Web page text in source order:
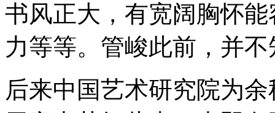
书风正大，有宽阔胸怀
力等等。管峻此前，并
后来中国艺术研究院为